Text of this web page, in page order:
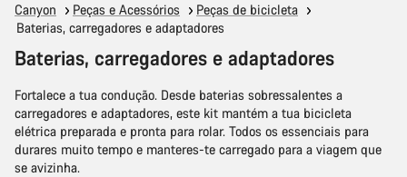
Canyon Peças e Acessórios
Peças de bicicleta
Baterias, carregadores e adaptadores
Baterias, carregadores e adaptadores
Fortalece a tua condução. Desde baterias sobressalentes a
carregadores e adaptadores, este kit mantém a tua bicicleta
elétrica preparada e pronta para rolar. Todos os essenciais para
durares muito tempo e manteres-te carregado para a viagem que
se avizinha.